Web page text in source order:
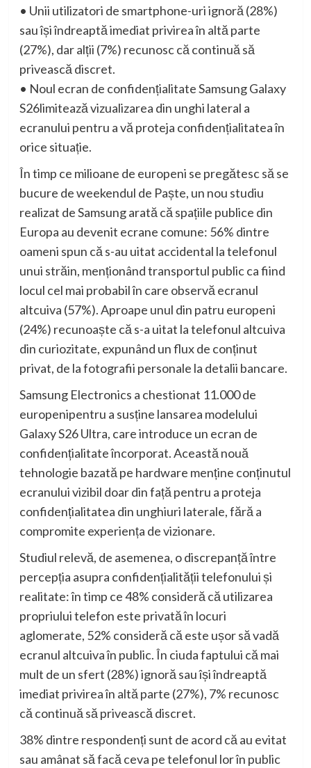
• Unii utilizatori de smartphone-uri ignoră (28%)
sau își îndreaptă imediat privirea în altă parte
(27%), dar alții (7%) recunosc că continuă să
privească discret.
• Noul ecran de confidențialitate Samsung Galaxy
S26limitează vizualizarea din unghi lateral a
ecranului pentru a vă proteja confidențialitatea în
orice situație.
În timp ce milioane de europeni se pregătesc să se
bucure de weekendul de Paște, un nou studiu
realizat de Samsung arată că spațiile publice din
Europa au devenit ecrane comune: 56% dintre
oameni spun că s-au uitat accidental la telefonul
unui străin, menționând transportul public ca fiind
locul cel mai probabil în care observă ecranul
altcuiva (57%). Aproape unul din patru europeni
(24%) recunoaște că s-a uitat la telefonul altcuiva
din curiozitate, expunând un flux de conținut
privat, de la fotografii personale la detalii bancare.
Samsung Electronics a chestionat 11.000 de
europenipentru a susține lansarea modelului
Galaxy S26 Ultra, care introduce un ecran de
confidențialitate încorporat. Această nouă
tehnologie bazată pe hardware menține conținutul
ecranului vizibil doar din față pentru a proteja
confidențialitatea din unghiuri laterale, fără a
compromite experiența de vizionare.
Studiul relevă, de asemenea, o discrepanță între
percepția asupra confidențialității telefonului și
realitate: în timp ce 48% consideră că utilizarea
propriului telefon este privată în locuri
aglomerate, 52% consideră că este ușor să vadă
ecranul altcuiva în public. În ciuda faptului că mai
mult de un sfert (28%) ignoră sau își îndreaptă
imediat privirea în altă parte (27%), 7% recunosc
că continuă să privească discret.
38% dintre respondenți sunt de acord că au evitat
sau amânat să facă ceva pe telefonul lor în public